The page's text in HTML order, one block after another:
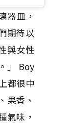
器皿，
期待以
與女性
」 Boy
都很中
果香、
氣味，